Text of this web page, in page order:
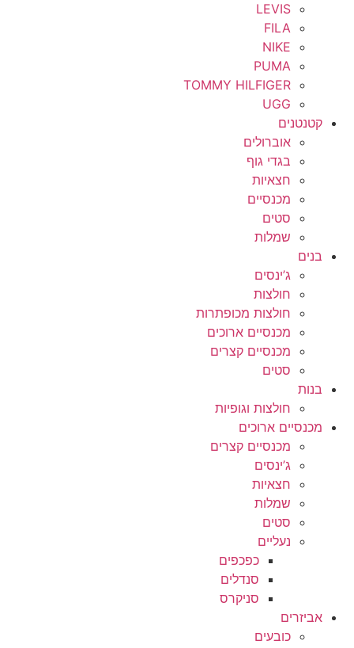
LEVIS
FILA
NIKE
PUMA
TOMMY HILFIGER
UGG
קטנטנים
אוברולים
בגדי גוף
חצאיות
מכנסיים
סטים
שמלות
בנים
ג’ינסים
חולצות
חולצות מכופתרות
מכנסיים ארוכים
מכנסיים קצרים
סטים
בנות
חולצות וגופיות
מכנסיים ארוכים
מכנסיים קצרים
ג’ינסים
חצאיות
שמלות
סטים
נעליים
כפכפים
סנדלים
סניקרס
אביזרים
כובעים